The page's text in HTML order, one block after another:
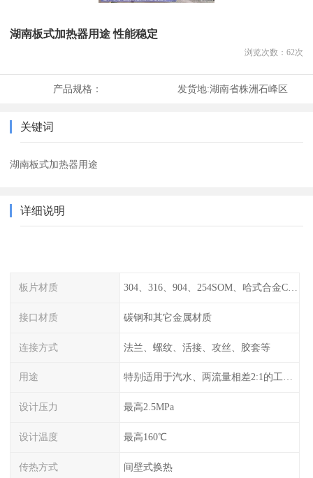
湖南板式加热器用途 性能稳定
浏览次数： 62次
产品规格： 发货地:湖南省株洲石峰区
关键词
湖南板式加热器用途
详细说明
板片材质 304、316、904、254SOM、哈式合金C-276、TA1等
接口材质 碳钢和其它金属材质
连接方式 法兰、螺纹、活接、攻丝、胶套等
用途 特别适用于汽水、两流量相差2:1的工况换热。
设计压力 最高2.5MPa
设计温度 最高160℃
传热方式 间壁式换热